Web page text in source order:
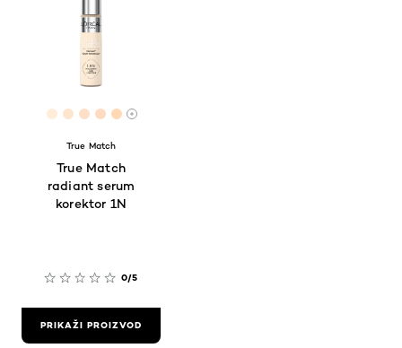
[Color]: #FFEDD9
[Color]: #FEE6CE
[Color]: #FDDFC7
[Color]: #FFDCC1
[Color]: #FFD9B3
More shades are available
True Match
True Match
radiant serum
korektor 1N
0/5
PRIKAŽI PROIZVOD